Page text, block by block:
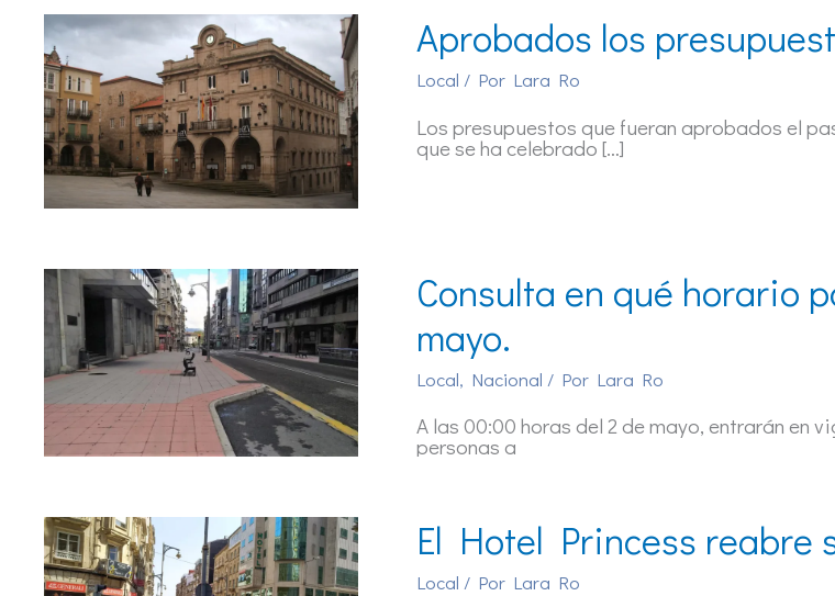
Aprobados los
Local / Por Lara Ro
Los presupuestos que fueran aprobados el
que se ha celebrado […]
Consulta en qué horario
mayo.
Local, Nacional / Por Lara Ro
A las 00:00 horas del 2 de mayo, entrarán en
personas a
El Hotel Princess reabre
Local / Por Lara Ro